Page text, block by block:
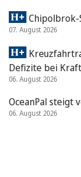
Chipolbrok-
07. August 2026
Defizite bei
06. August 2026
OceanPal steigt
06. August 2026